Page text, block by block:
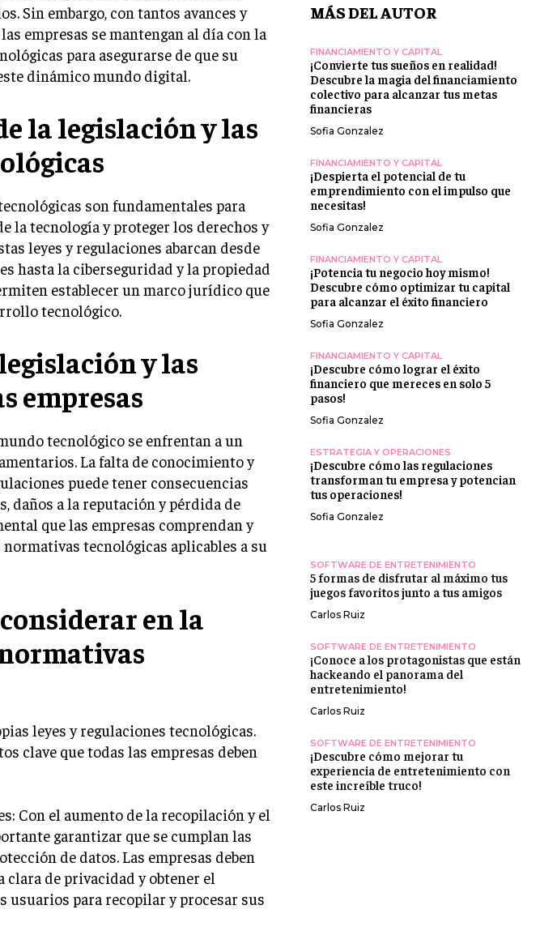
Sin embargo, con tantos avances y
empresas se mantengan al día con la
para asegurarse de que su
dinámico mundo digital.
la legislación y las
son fundamentales para
la tecnología y proteger los derechos y
leyes y regulaciones abarcan desde
hasta la ciberseguridad y la propiedad
establecer un marco jurídico que
tecnológico.
y las
empresas
tecnológico se enfrentan a un
La falta de conocimiento y
puede tener consecuencias
daños a la reputación y pérdida de
que las empresas comprendan y
tecnológicas aplicables a su
en la
leyes y regulaciones tecnológicas.
clave que todas las empresas deben
Con el aumento de la recopilación y el
garantizar que se cumplan las
de datos. Las empresas deben
de privacidad y obtener el
usuarios para recopilar y procesar sus
MÁS DEL AUTOR
FINANCIAMIENTO Y CAPITAL
¡Convierte tus sueños en realidad!
Descubre la magia del financiamiento
colectivo para alcanzar tus metas
financieras
Sofia Gonzalez
FINANCIAMIENTO Y CAPITAL
¡Despierta el potencial de tu
emprendimiento con el impulso que
necesitas!
Sofia Gonzalez
FINANCIAMIENTO Y CAPITAL
¡Potencia tu negocio hoy mismo!
Descubre cómo optimizar tu capital
para alcanzar el éxito financiero
Sofia Gonzalez
FINANCIAMIENTO Y CAPITAL
¡Descubre cómo lograr el éxito
financiero que mereces en solo 5
pasos!
Sofia Gonzalez
ESTRATEGIA Y OPERACIONES
¡Descubre cómo las regulaciones
transforman tu empresa y potencian
tus operaciones!
Sofia Gonzalez
SOFTWARE DE ENTRETENIMIENTO
5 formas de disfrutar al máximo tus
juegos favoritos junto a tus amigos
Carlos Ruiz
SOFTWARE DE ENTRETENIMIENTO
¡Conoce a los protagonistas que están
hackeando el panorama del
entretenimiento!
Carlos Ruiz
SOFTWARE DE ENTRETENIMIENTO
¡Descubre cómo mejorar tu
experiencia de entretenimiento con
este increíble truco!
Carlos Ruiz